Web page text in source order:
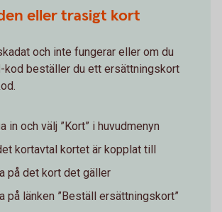
eller trasigt kort
och inte fungerar eller om du
kod beställer du ett ersättningskort
in och välj ”Kort” i huvudmenyn
kortavtal kortet är kopplat till
på det kort det gäller
på länken ”Beställ ersättningskort”